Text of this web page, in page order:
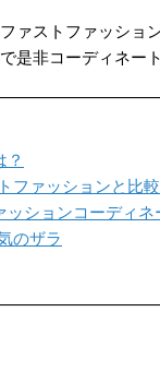
ァストファッショ
是非コーディネー
？
ファッションと比
ションコーディネ
のザラ